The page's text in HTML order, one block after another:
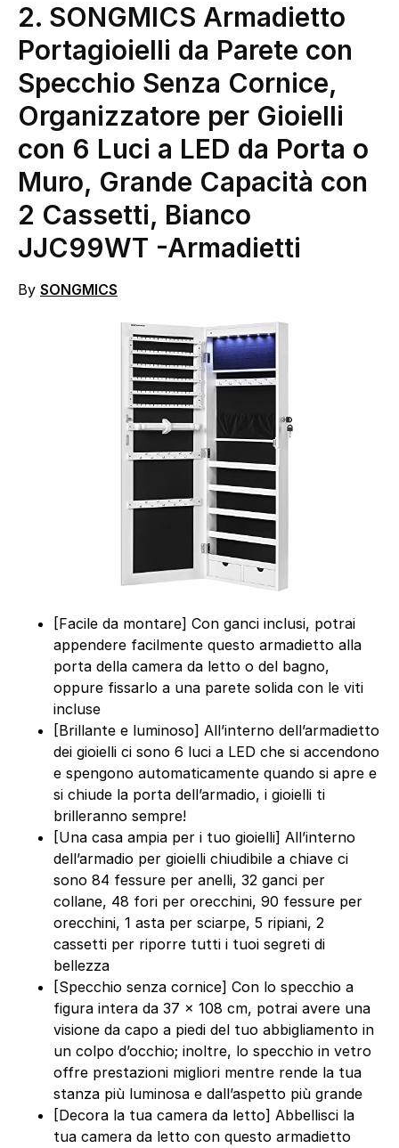
2. SONGMICS Armadietto
Portagioielli da Parete con
Specchio Senza Cornice,
Organizzatore per Gioielli
con 6 Luci a LED da Porta o
Muro, Grande Capacità con
2 Cassetti, Bianco
JJC99WT -Armadietti
By SONGMICS
[Facile da montare] Con ganci inclusi, potrai
appendere facilmente questo armadietto alla
porta della camera da letto o del bagno,
oppure fissarlo a una parete solida con le viti
incluse
[Brillante e luminoso] All’interno dell’armadietto
dei gioielli ci sono 6 luci a LED che si accendono
e spengono automaticamente quando si apre e
si chiude la porta dell’armadio, i gioielli ti
brilleranno sempre!
[Una casa ampia per i tuo gioielli] All’interno
dell’armadio per gioielli chiudibile a chiave ci
sono 84 fessure per anelli, 32 ganci per
collane, 48 fori per orecchini, 90 fessure per
orecchini, 1 asta per sciarpe, 5 ripiani, 2
cassetti per riporre tutti i tuoi segreti di
bellezza
[Specchio senza cornice] Con lo specchio a
figura intera da 37 x 108 cm, potrai avere una
visione da capo a piedi del tuo abbigliamento in
un colpo d’occhio; inoltre, lo specchio in vetro
offre prestazioni migliori mentre rende la tua
stanza più luminosa e dall’aspetto più grande
[Decora la tua camera da letto] Abbellisci la
tua camera da letto con questo armadietto